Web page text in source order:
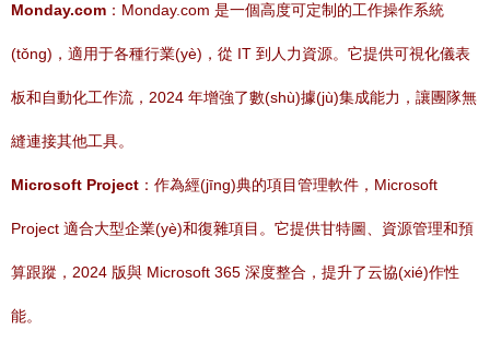
Monday.com ：Monday.com 是一個高度可定制的工作操作系統
(tǒng)，適用于各種行業(yè)，從 IT 到人力資源。它提供可視化儀表
板和自動化工作流，2024 年增強了數(shù)據(jù)集成能力，讓團隊無
縫連接其他工具。
Microsoft Project ：作為經(jīng)典的項目管理軟件，Microsoft
Project 適合大型企業(yè)和復雜項目。它提供甘特圖、資源管理和預
算跟蹤，2024 版與 Microsoft 365 深度整合，提升了云協(xié)作性
能。